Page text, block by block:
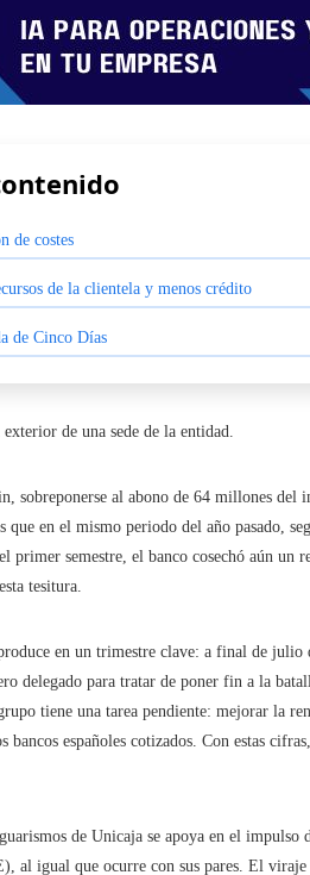
de costes
de la clientela y menos crédito
de Cinco Días
de una sede de la entidad.
sobreponerse al abono de 64 millones del
que en el mismo periodo del año pasado,
primer semestre, el banco cosechó aún un
tesitura.
en un trimestre clave: a final de
delegado para tratar de poner fin a la
tiene una tarea pendiente: mejorar la
bancos españoles cotizados. Con estas
de Unicaja se apoya en el impulso
al igual que ocurre con sus pares. El